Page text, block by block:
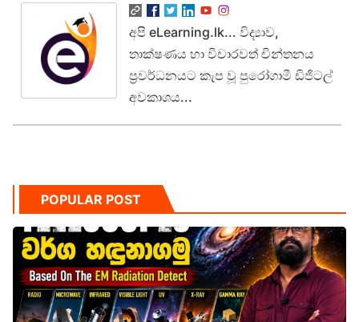
අපි eLearning.lk... විද්‍යාව,
තාක්ෂණය හා විචාරවත් චින්තනය
ප්‍රවර්ධනයට කැප වූ පුරෝගාමී ඩිජිටල්
අවකාශය...
POPULAR POST